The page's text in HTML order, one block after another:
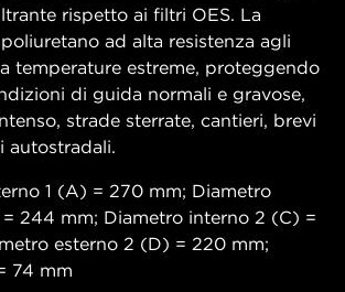
rispetto ai filtri OES. La
ad alta resistenza agli
temperature estreme, proteggendo
di guida normali e gravose,
strade sterrate, cantieri, brevi
autostradali.
1 (A) = 270 mm; Diametro
244 mm; Diametro interno 2 (C) =
esterno 2 (D) = 220 mm;
74 mm